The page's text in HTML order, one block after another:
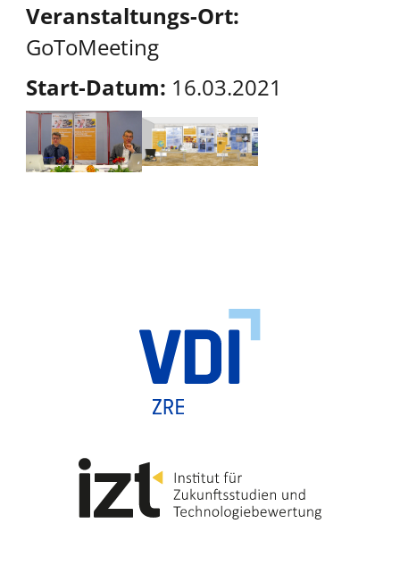
Veranstaltungs-Ort:
GoToMeeting
Start-Datum: 16.03.2021